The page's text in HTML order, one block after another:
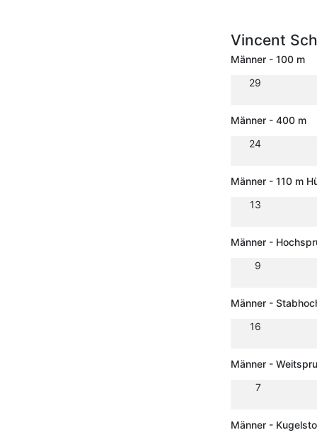
Vincent
Männer - 100 m
29
Männer - 400 m
24
Männer - 110 m
13
Männer -
9
Männer -
16
Männer -
7
Männer -